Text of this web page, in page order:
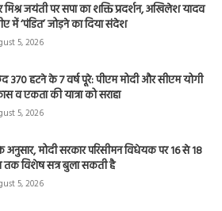
मिश्र जयंती पर सपा का शक्ति प्रदर्शन, अखिलेश यादव
में ‘पंडित’ जोड़ने का दिया संदेश
5, 2026
370 हटने के 7 वर्ष पूरे: पीएम मोदी और सीएम योगी
व एकता की यात्रा को सराहा
5, 2026
अनुसार, मोदी सरकार परिसीमन विधेयक पर 16 से 18
तक विशेष सत्र बुला सकती है
5, 2026